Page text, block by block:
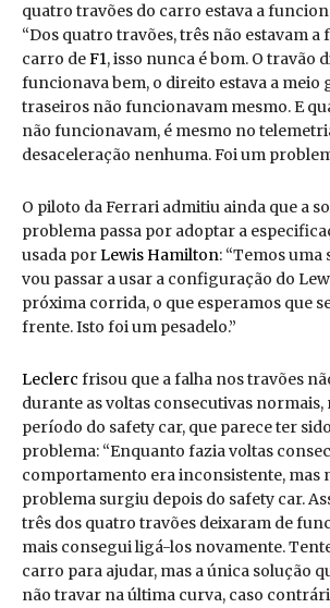
quatro travões do carro estava a
“Dos quatro travões, três não estavam
carro deF1, isso nunca é bom. O travão
funcionava bem, o direito estava a meio
traseiros não funcionavam mesmo. E
não funcionavam, é mesmo no
desaceleração nenhuma. Foi um
O piloto da Ferrari admitiu ainda que a
problema passa por adoptar a
usada porLewis Hamilton: “Temos
vou passar a usar a configuração do
próxima corrida, o que esperamos que
frente. Isto foi um pesadelo.”
Leclerc frisou que a falha nos travões
durante as voltas consecutivas normais,
período do safety car, que parece ter
problema: “Enquanto fazia voltas
comportamento era inconsistente, mas
problema surgiu depois do safety car.
três dos quatro travões deixaram de
mais consegui ligá-los novamente.
carro para ajudar, mas a única solução
não travar na última curva, caso